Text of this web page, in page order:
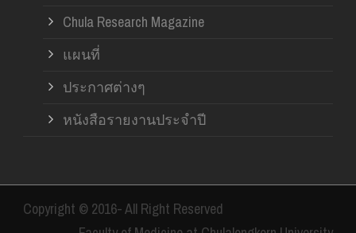
Chula Research Magazine
แผนที่
ประกาศต่างๆ
หนังสือรายงานประจำปี
Copyright © 2016- All Right Reserved